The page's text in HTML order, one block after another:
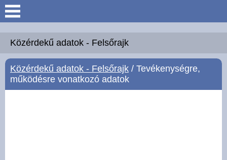
Keresés
Köszöntő
Hírek
Közérdekű adatok - Felsőrajk
Közérdekű adatok - Felsőrajk / Tevékenységre,
működésre vonatkozó adatok